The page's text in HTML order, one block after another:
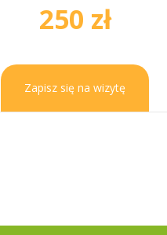
250 zł
Zapisz się na wizytę